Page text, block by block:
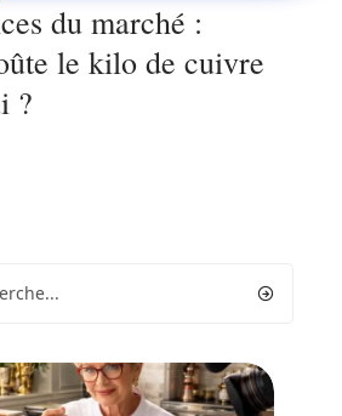
du marché :
le kilo de cuivre
?